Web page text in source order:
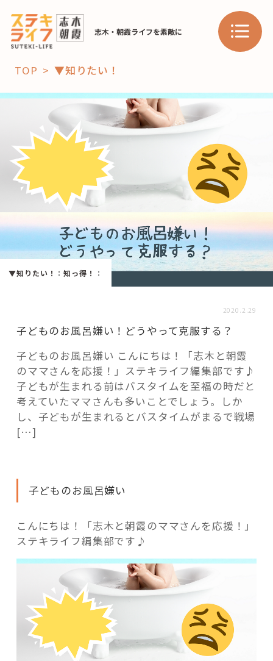
志木・朝霞ライフを素敵に
「コト」
子育て
暮らし
おすすめ
スポット 学び・教育
「場」
HAREL HAREL
活用事例
「モノ」
fleXe リノベ事例
「ひと」
これからの暮らし 住み替え相談
記事検索
TOP ▼知りたい！
▼知りたい！ ：知っ得！ ：
2020.2.29
子どものお風呂嫌い！どうやって克服する？
子どものお風呂嫌い こんにちは！「志木と朝霞
のママさんを応援！」ステキライフ編集部です♪
子どもが生まれる前はバスタイムを至福の時だと
考えていたママさんも多いことでしょう。しか
し、子どもが生まれるとバスタイムがまるで戦場
[…]
子どものお風呂嫌い
こんにちは！「志木と朝霞のママさんを応援！」
ステキライフ編集部です♪